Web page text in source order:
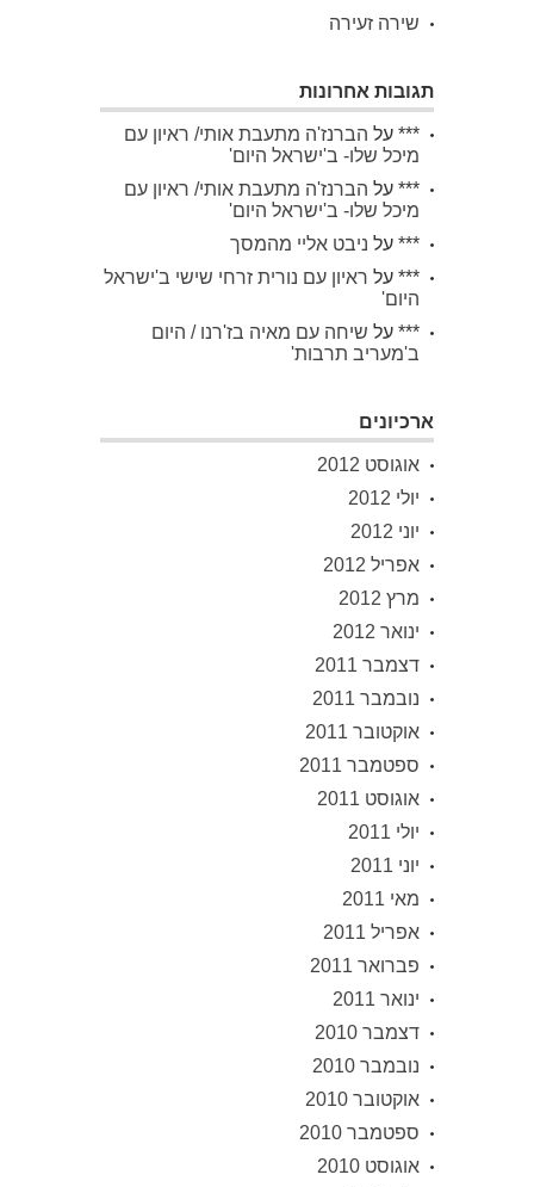
שירה זעירה
תגובות אחרונות
*** על הברנז'ה מתעבת אותי/ ראיון עם
מיכל שלו- ב'ישראל היום'
*** על הברנז'ה מתעבת אותי/ ראיון עם
מיכל שלו- ב'ישראל היום'
*** על ניבט אליי מהמסך
*** על ראיון עם נורית זרחי שישי ב'ישראל
היום'
*** על שיחה עם מאיה בז'רנו / היום
ב'מעריב תרבות'
ארכיונים
אוגוסט 2012
יולי 2012
יוני 2012
אפריל 2012
מרץ 2012
ינואר 2012
דצמבר 2011
נובמבר 2011
אוקטובר 2011
ספטמבר 2011
אוגוסט 2011
יולי 2011
יוני 2011
מאי 2011
אפריל 2011
פברואר 2011
ינואר 2011
דצמבר 2010
נובמבר 2010
אוקטובר 2010
ספטמבר 2010
אוגוסט 2010